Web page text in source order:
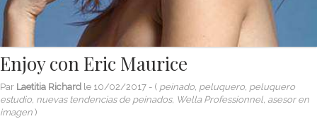
Enjoy con Eric Maurice
Par Laetitia Richard le 10/02/2017 - ( peinado, peluquero, peluquero
estudio, nuevas tendencias de peinados, Wella Professionnel, asesor en
imagen )